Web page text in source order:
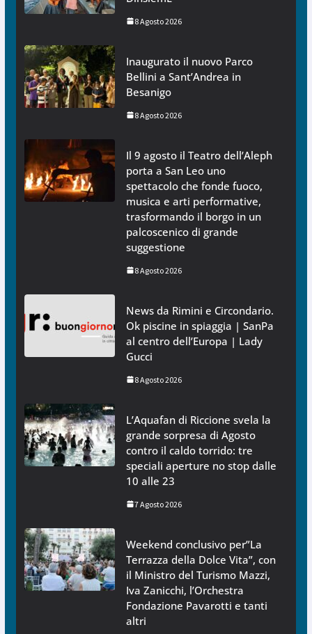
8 Agosto 2026
Inaugurato il nuovo Parco
Bellini a Sant’Andrea in
Besanigo
8 Agosto 2026
Il 9 agosto il Teatro dell’Aleph
porta a San Leo uno
spettacolo che fonde fuoco,
musica e arti performative,
trasformando il borgo in un
palcoscenico di grande
suggestione
8 Agosto 2026
News da Rimini e Circondario.
Ok piscine in spiaggia | SanPa
al centro dell’Europa | Lady
Gucci
8 Agosto 2026
L’Aquafan di Riccione svela la
grande sorpresa di Agosto
contro il caldo torrido: tre
speciali aperture no stop dalle
10 alle 23
7 Agosto 2026
Weekend conclusivo per”La
Terrazza della Dolce Vita”, con
il Ministro del Turismo Mazzi,
Iva Zanicchi, l’Orchestra
Fondazione Pavarotti e tanti
altri